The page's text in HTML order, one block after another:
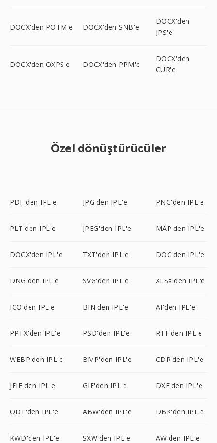
DOCX'den POTM'e DOCX'den SNB'e
DOCX'den
JPS'e
DOCX'den OXPS'e DOCX'den PPM'e
DOCX'den
CUR'e
Özel dönüştürücüler
PDF'den IPL'e JPG'den IPL'e PNG'den IPL'e
PLT'den IPL'e JPEG'den IPL'e MAP'den IPL'e
DOCX'den IPL'e TXT'den IPL'e DOC'den IPL'e
DNG'den IPL'e SVG'den IPL'e XLSX'den IPL'e
ICO'den IPL'e BIN'den IPL'e AI'den IPL'e
PPTX'den IPL'e PSD'den IPL'e RTF'den IPL'e
WEBP'den IPL'e BMP'den IPL'e CDR'den IPL'e
JFIF'den IPL'e GIF'den IPL'e DXF'den IPL'e
ODT'den IPL'e ABW'den IPL'e DBK'den IPL'e
KWD'den IPL'e SXW'den IPL'e AW'den IPL'e